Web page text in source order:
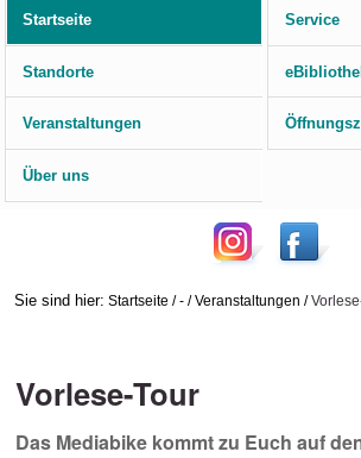
Startseite
Service
Standorte
Veranstaltungen
Über uns
Sie sind hier: Startseite /- /Veranstaltungen /
Vorlese-Tour
Das Mediabike kommt zu Euch auf